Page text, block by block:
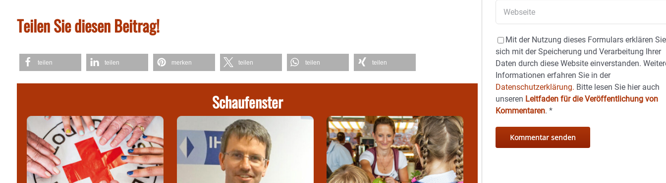
Teilen Sie diesen Beitrag!
teilen teilen merken teilen teilen teilen
Schaufenster
Mit der Nutzung dieses Formulars erklären Sie
sich mit der Speicherung und Verarbeitung Ihrer
Daten durch diese Website einverstanden.
Informationen erfahren Sie in der
Datenschutzerklärung. Bitte lesen Sie hier auch
unseren Leitfaden für die Veröffentlichung von
Kommentaren.*